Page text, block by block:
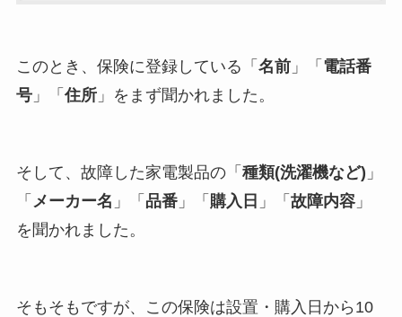
このとき、保険に登録している「 名前」「 電話番
号」「 住所」をまず聞かれました。
そして、故障した家電製品の「 種類(洗濯機など) 」
「 メーカー名 」「 品番」「 購入日 」「 故障内容」
を聞かれました。
そもそもですが、この保険は設置・購入日から10